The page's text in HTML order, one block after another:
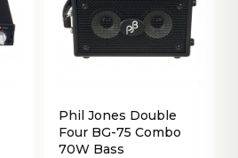
Phil Jones Double
Four BG-75 Combo
70W Bass